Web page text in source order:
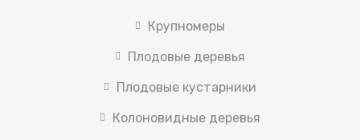
Крупномеры
Плодовые деревья
Плодовые кустарники
Колоновидные деревья